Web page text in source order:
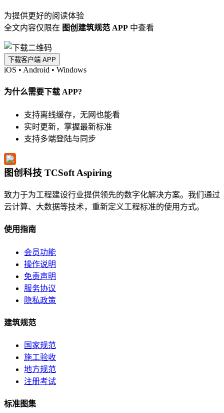
为提供更好的阅读体验
全文内容仅限在 图创建筑规范 APP 中查看
下载客户端 APP
iOS • Android • Windows
为什么需要下载 APP?
支持离线缓存，无网也能看
实时更新，掌握最新标准
支持多端登陆与同步
图创科技 TCSoft Aspiring
致力于为工程建设行业提供领先的数字化解决方案。我们通过
云计算、大数据等技术，重新定义工程标准的使用方式。
使用指南
会员功能
操作说明
免责声明
服务协议
隐私政策
建筑规范
国家规范
施工验收
地方规范
注册考试
标准图集